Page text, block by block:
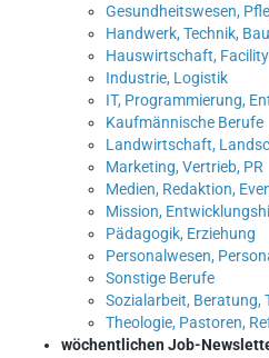
Gesundheitswesen,
Handwerk, Technik,
Hauswirtschaft,
Industrie, Logistik
IT, Programmierung,
Kaufmännische Berufe
Landwirtschaft,
Marketing, Vertrieb, PR
Medien, Redaktion,
Mission,
Pädagogik, Erziehung
Personalwesen,
Sonstige Berufe
Sozialarbeit, Beratung,
Theologie, Pastoren,
wöchentlichen Job-